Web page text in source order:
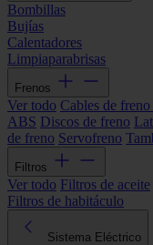
Bombillas
Bujías
Calentadores
Limpiaparabrisas
Frenos
Ver todo Cables de
ABS Discos de freno
de freno Servofreno
Filtros
Ver todo Filtros de aceite
Filtros de habitáculo
Sistema Eléctrico